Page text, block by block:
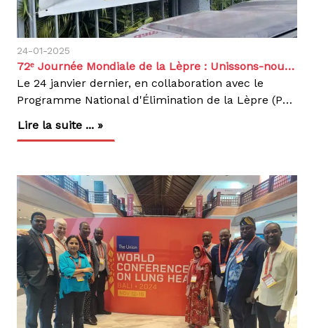
24-01-2025
72ᵉ Journée Mondiale de la Lèpre : Unissons-nous pour agir !
Le 24 janvier dernier, en collaboration avec le
Programme National d'Élimination de la Lèpre (PNEL) et différents partenaires, nous avons pris part à la 72ᵉ Journée Mondiale de la Lèpre (JML) lors de la tribune santé sur la lèpre, sous le thème : « Unissons-nous pour agir, mettons fin à la lèpre maintenant ! »La situation en RDC :Classée parmi les pays les plus endémiques, la RDC rapporte plus de 1 000 nouveaux cas de lèpre par an. Elle occupe la 4ᵉ position mondiale, après l’Inde, le Brésil et l’Indonésie, et la 1ʳᵉ en Afrique en matière de lèpre (rapport OMS 2023).Près de la moitié des provinces en RDC rapportent plus de 100 cas par an, les classant comme hyper-endémiques. En 2023, parmi elles, le Haut-Katanga et le Tanganyika comptabilisent plus de 400 cas.Cette maladie infectieuse chronique, causée par le bacille Mycobacterium leprae, peut entraîner de graves complications, notamment des infirmités permanentes si elle n'est pas traitée à temps. En 2023, le taux d’infirmité était de 9 %.Un objectif commun :Zéro Lèpre d'ici 2030Malgré ces chiffres alarmants, la lèpre peut être traitée et vaincue ! Des traitements efficaces existent depuis plusieurs années et sont accessibles gratuitement. Le défi reste la sensibilisation, la détection précoce et la lutte contre la stigmatisation des personnes affectées.L’Organisation Mondiale de la Santé (OMS) a fixé un objectif ambitieux : Zéro Lèpre d’ici 2030.Cet objectif repose sur trois piliers fondamentaux :Zéro cas de lèpre : Renforcer la détection précoce et l’accès aux traitements.Zéro infirmité due à la lèpre : Assurer une prise en charge médicale rapide et efficace.Zéro stigmatisation : Sensibiliser et combattre les discriminations subies par les personnes touchées.Depuis plusieurs décennies, nous nous engageons activement dans la lutte contre la lèpre en RDC à travers plusieurs actions essentielles :Aide médicale, dépistage actif, Information et sensibilisation, éducation et formation, recherche, soutien logistique, Care after Cure.Aux côtés du PNEL et d’autres partenaires, nous soutenons les actions visant à éliminer la maladie en renforçant l’accès aux soins et en luttant contre la stigmatisation.Pour atteindre cet objectif, plusieurs stratégies sont mises en place :Cartographie des poches d’endémie et recherche active des cas pour identifier les zones les plus touchéesRecherche des sujets contacts et intensification de la chimioprophylaxie (PEP-DUR) pour limiter la propagation.Sensibilisation et campagnes d’éducation via les médias pour encourager la détection précoce. Renforcement des partenariats avec les personnes touchées, les donateurs et la société civile pour atteindre l’objectif "Zéro Lèpre d’ici 2030".Recherche opérationnelle pour améliorer les stratégies de lutte.Chaque action compte ! Sensibilisation, diagnostic précoce et accès aux soins gratuits sont les clés pour éradiquer la lèpre en RDC. En unissant nos efforts, nous avançons vers un avenir sans lèpre.Agir, c’est contagieux !Retrouvez toutes nos actions et rejoignez-nous dans la lutte contre la lèpre sur nos réseaux sociaux.Découvrez d'autres articles sur le même sujet !
Lire la suite ... »